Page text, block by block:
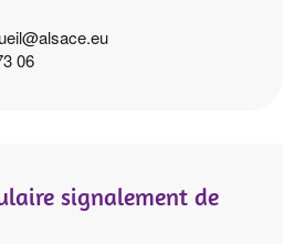
33+
signalement de